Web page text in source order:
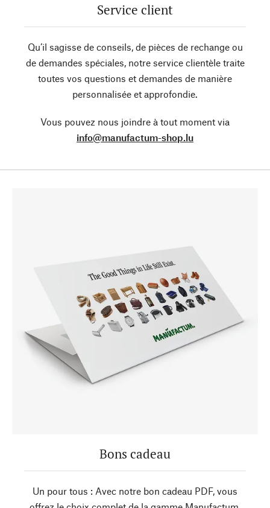
Service client
Qu’il sagisse de conseils, de pièces de rechange ou
de demandes spéciales, notre service clientèle traite
toutes vos questions et demandes de manière
personnalisée et approfondie.
Vous pouvez nous joindre à tout moment via
info@manufactum-shop.lu
Bons cadeau
Un pour tous : Avec notre bon cadeau PDF, vous